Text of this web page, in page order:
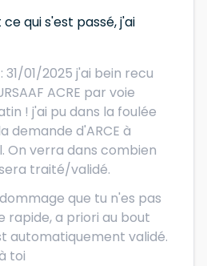
qui s'est passé, j'ai
01/2025 j'ai bein recu
ACRE par voie
! j'ai pu dans la foulée
demande d'ARCE à
On verra dans combien
traité/validé.
que tu n'es pas
rapide, a priori au bout
automatiquement validé.
toi